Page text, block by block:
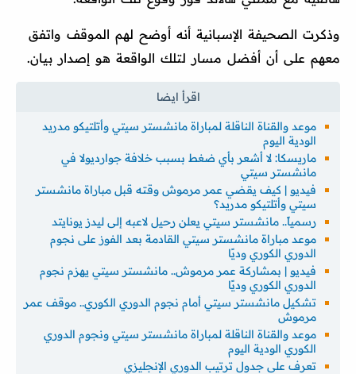
وذكرت الصحيفة الإسبانية أنه أوضح لهم الموقف واتفق
معهم على أن أفضل مسار لتلك الواقعة هو إصدار بيان.
موعد والقناة الناقلة لمباراة مانشستر سيتي وأتلتيكو مدريد
الودية اليوم
ماريسكا: لا أشعر بأي ضغط بسبب خلافة جوارديولا في
مانشستر سيتي
فيديو | كيف يقضي عمر مرموش وقته قبل مباراة مانشستر
سيتي وأتلتيكو مدريد؟
رسمياً.. مانشستر سيتي يعلن رحيل لاعبه إلى ليدز يونايتد
موعد مباراة مانشستر سيتي القادمة بعد الفوز على نجوم
الدوري الكوري وديًا
فيديو | بمشاركة عمر مرموش.. مانشستر سيتي يهزم نجوم
الدوري الكوري وديًا
تشكيل مانشستر سيتي أمام نجوم الدوري الكوري.. موقف عمر
مرموش
موعد والقناة الناقلة لمباراة مانشستر سيتي ونجوم الدوري
الكوري الودية اليوم
تعرف على جدول ترتيب الدوري الإنجليزي